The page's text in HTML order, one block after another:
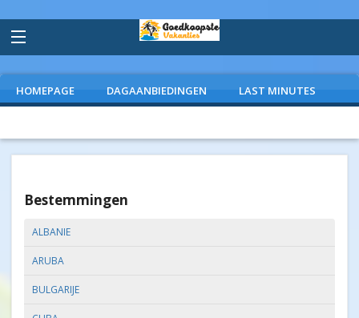
HOMEPAGE DAGAANBIEDINGEN LAST MINUTES
Bestemmingen
ALBANIE
ARUBA
BULGARIJE